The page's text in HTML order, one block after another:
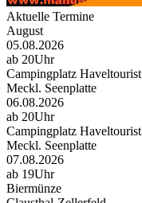
Aktuelle Termine
August
05.08.2026
ab 20Uhr
Campingplatz Haveltourist
Meckl. Seenplatte
06.08.2026
ab 20Uhr
Campingplatz Haveltourist
Meckl. Seenplatte
07.08.2026
ab 19Uhr
Biermünze